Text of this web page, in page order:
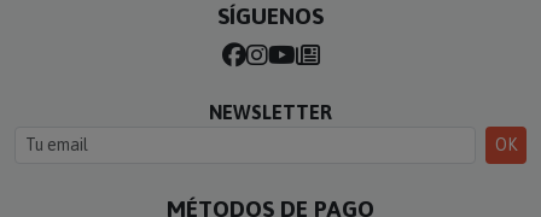
SÍGUENOS
NEWSLETTER
OK
MÉTODOS DE PAGO